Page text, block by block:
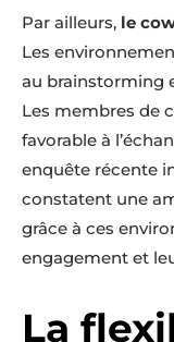
Par ailleurs, le
Les
au brainstorming
Les membres de
favorable à
enquête récente
constatent une
grâce à ces
engagement et
La